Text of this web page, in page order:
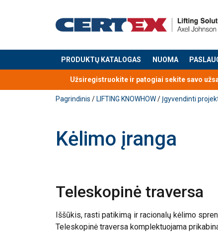
PRODUKTŲ KATALOGAS NUOMA
Produktas buvo pridėtas prie jūsų užklausos
Užsiregistruokite ir patogiai sekite savo
Pagrindinis / LIFTING KNOWHOW/ Įgyvendinti
Kėlimo įranga
Teleskopinė traversa
Iššūkis, rasti patikimą ir racionalų kėlimo
Teleskopinė traversa komplektuojama